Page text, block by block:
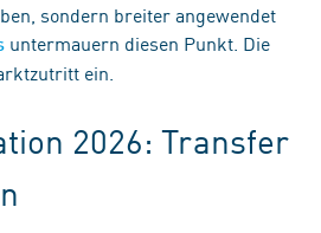
sondern breiter angewendet
untermauern diesen Punkt. Die
ein.
2026: Transfer